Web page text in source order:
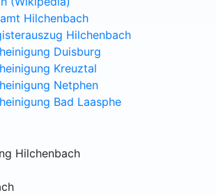
Hilchenbach
Hilchenbach
Duisburg
Kreuztal
Netphen
Bad Laasphe
Hilchenbach